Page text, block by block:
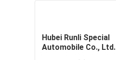
Hubei Runli Special
Automobile Co., Ltd.